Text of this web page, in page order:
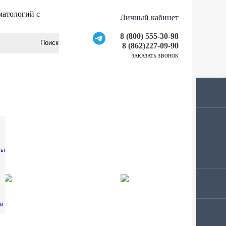
с
Личный кабинет
8 (800) 555-30-98
8 (862)227-09-90
ЗАКАЗАТЬ ЗВОНОК